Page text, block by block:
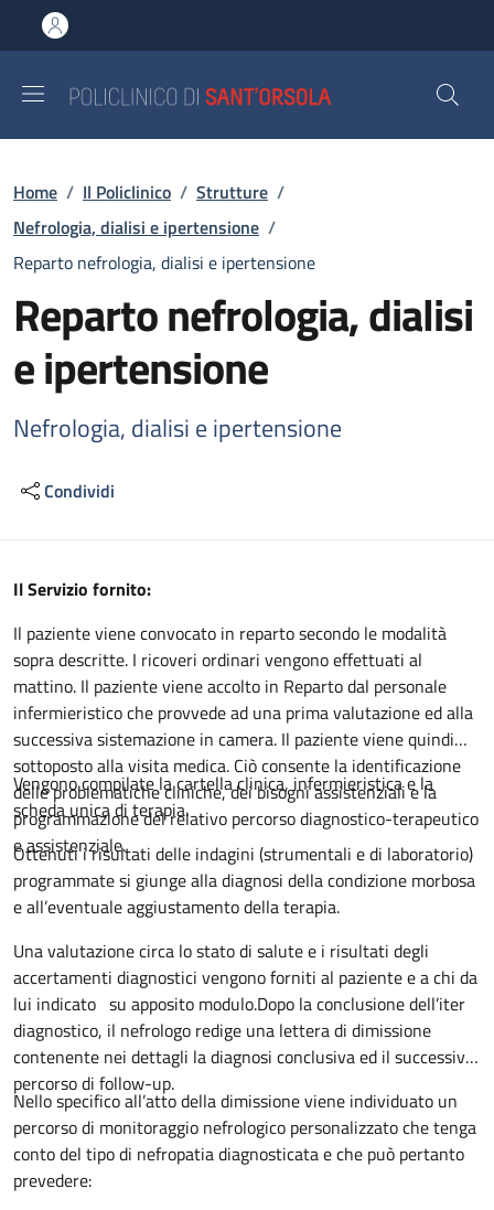
al contenuto principale
to footer content
Briciole di pane
Home / Il Policlinico / Strutture /
Nefrologia, dialisi e ipertensione /
Reparto nefrologia, dialisi e ipertensione
Reparto nefrologia, dialisi
e ipertensione
Nefrologia, dialisi e ipertensione
Condividi
Descrizione
Il Servizio fornito:
Il paziente viene convocato in reparto secondo le modalità
sopra descritte. I ricoveri ordinari vengono effettuati al
mattino. Il paziente viene accolto in Reparto dal personale
infermieristico che provvede ad una prima valutazione ed alla
successiva sistemazione in camera. Il paziente viene quindi
sottoposto alla visita medica. Ciò consente la identificazione
delle problematiche cliniche, dei bisogni assistenziali e la
programmazione del relativo percorso diagnostico-terapeutico
e assistenziale.
Vengono compilate la cartella clinica, infermieristica e la
scheda unica di terapia.
Ottenuti i risultati delle indagini (strumentali e di laboratorio)
programmate si giunge alla diagnosi della condizione morbosa
e all’eventuale aggiustamento della terapia.
Una valutazione circa lo stato di salute e i risultati degli
accertamenti diagnostici vengono forniti al paziente e a chi da
lui indicato su apposito modulo.Dopo la conclusione dell’iter
diagnostico, il nefrologo redige una lettera di dimissione
contenente nei dettagli la diagnosi conclusiva ed il successivo
percorso di follow-up.
Nello specifico all’atto della dimissione viene individuato un
percorso di monitoraggio nefrologico personalizzato che tenga
conto del tipo di nefropatia diagnosticata e che può pertanto
prevedere: